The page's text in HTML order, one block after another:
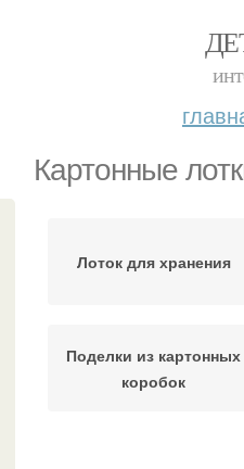
Картонные
Лоток для хранения
Поделки из картонных
коробок